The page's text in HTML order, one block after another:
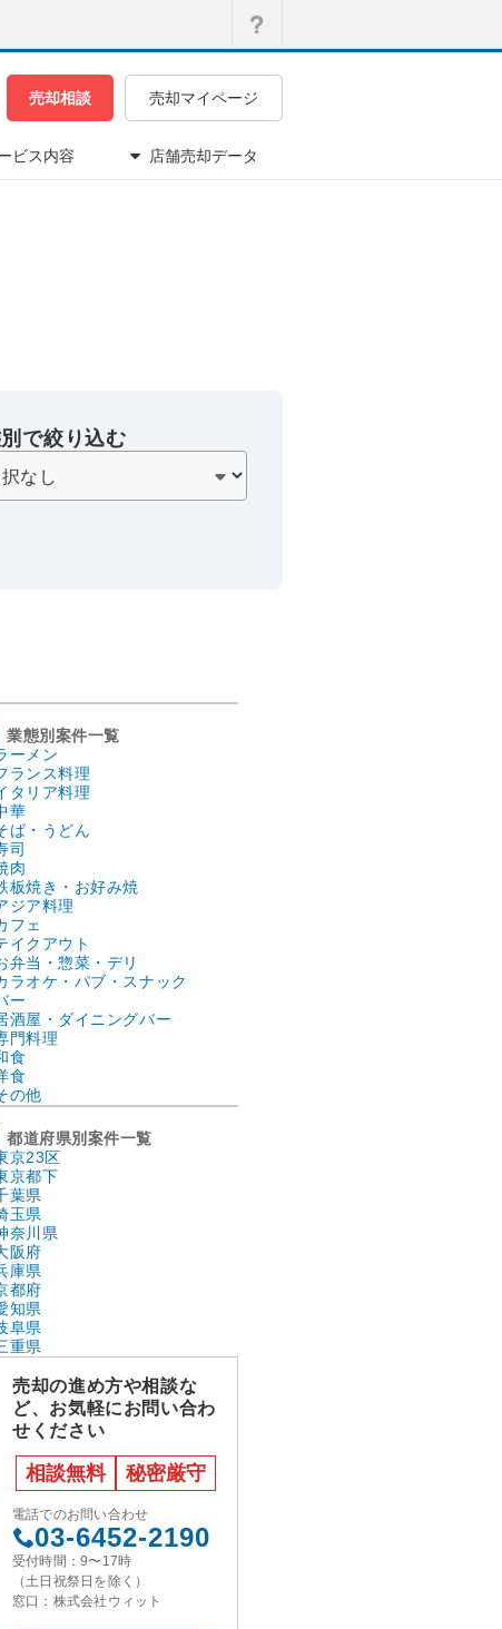
売却相談 売却マイページ
ビス内容 店舗売却データ
で絞り込む
業態別案件一覧
ーメン
ランス料理
タリア料理
華
ば・うどん
司
肉
板焼き・お好み焼
ジア料理
フェ
イクアウト
弁当・惣菜・デリ
ラオケ・パブ・スナック
ー
酒屋・ダイニングバー
門料理
食
食
の他
都道府県別案件一覧
京23区
京都下
葉県
玉県
奈川県
阪府
庫県
都府
知県
阜県
重県
売却の進め方や相談な
ど、お気軽にお問い合わ
せください
相談無料 秘密厳守
電話でのお問い合わせ
03-6452-2190
受付時間：9〜17時
（土日祝祭日を除く）
窓口：株式会社ウィット